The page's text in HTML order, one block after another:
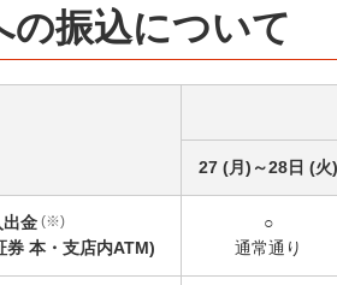
の振込について
27 (月)～28日 (火)
金 (※)
券 本・支店内ATM)
○
通常通り